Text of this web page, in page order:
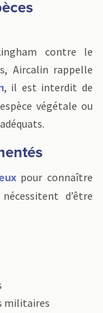
contre le
Aircalin rappelle
, il est interdit de
végétale ou
pour connaître
d’être
militaires